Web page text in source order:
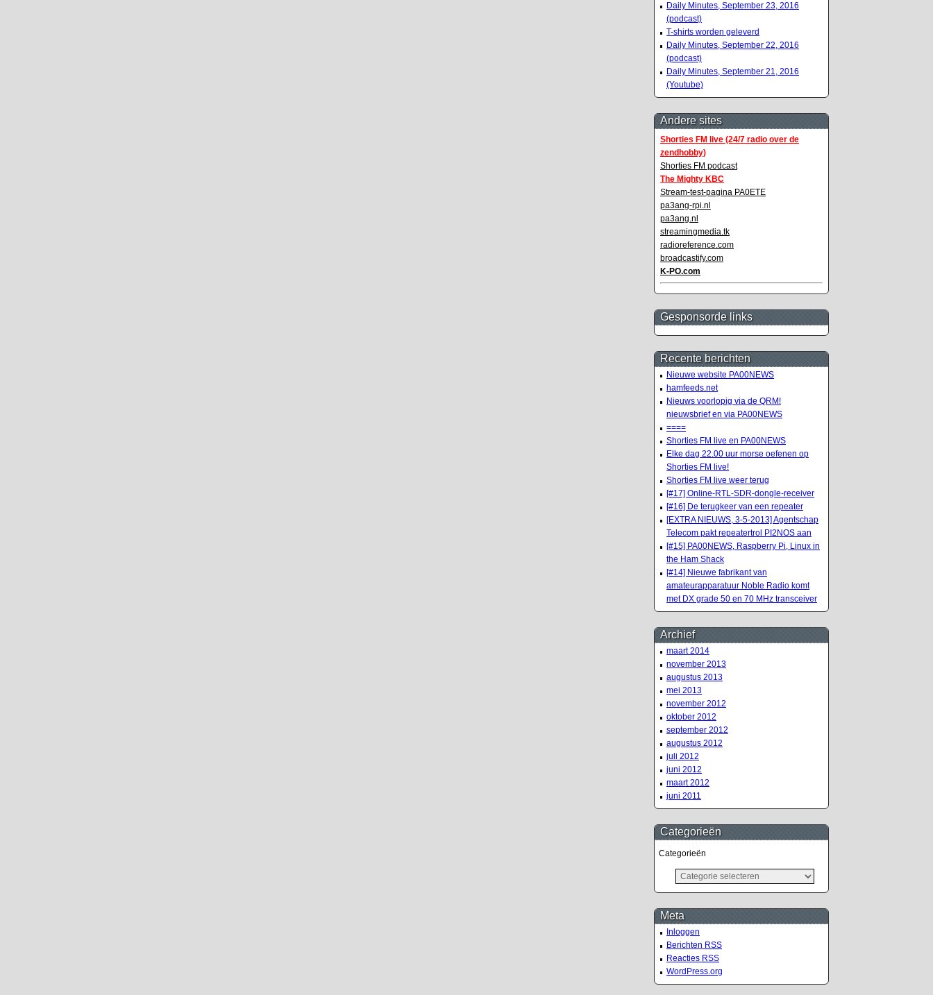
Daily Minutes, September 23, 2016
(podcast)
T-shirts worden geleverd
Daily Minutes, September 22, 2016
(podcast)
Daily Minutes, September 21, 2016
(Youtube)
Andere sites
Shorties FM live (24/7 radio over de
zendhobby)
Shorties FM podcast
The Mighty KBC
Stream-test-pagina PA0ETE
pa3ang-rpi.nl
pa3ang.nl
streamingmedia.tk
radioreference.com
broadcastify.com
K-PO.com
Gesponsorde links
Recente berichten
Nieuwe website PA00NEWS
hamfeeds.net
Nieuws voorlopig via de QRM!
nieuwsbrief en via PA00NEWS
====
Shorties FM live en PA00NEWS
Elke dag 22.00 uur morse oefenen op
Shorties FM live!
Shorties FM live weer terug
[#17] Online-RTL-SDR-dongle-receiver
[#16] De terugkeer van een repeater
[EXTRA NIEUWS, 3-5-2013] Agentschap
Telecom pakt repeatertrol PI2NOS aan
[#15] PA00NEWS, Raspberry Pi, Linux in
the Ham Shack
[#14] Nieuwe fabrikant van
amateurapparatuur Noble Radio komt
met DX grade 50 en 70 MHz transceiver
Archief
maart 2014
november 2013
augustus 2013
mei 2013
november 2012
oktober 2012
september 2012
augustus 2012
juli 2012
juni 2012
maart 2012
juni 2011
Categorieën
Categorieën
Meta
Inloggen
Berichten RSS
Reacties RSS
WordPress.org